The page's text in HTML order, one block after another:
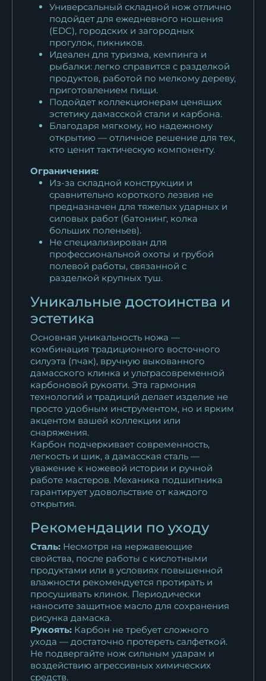
Универсальный складной нож отлично
подойдет для ежедневного ношения
(EDC), городских и загородных
прогулок, пикников.
Идеален для туризма, кемпинга и
рыбалки: легко справится с разделкой
продуктов, работой по мелкому дереву,
приготовлением пищи.
Подойдет коллекционерам ценящих
эстетику дамасской стали и карбона.
Благодаря мягкому, но надежному
открытию — отличное решение для тех,
кто ценит тактическую компоненту.
Ограничения:
Из-за складной конструкции и
сравнительно короткого лезвия не
предназначен для тяжелых ударных и
силовых работ (батонинг, колка
больших поленьев).
Не специализирован для
профессиональной охоты и грубой
полевой работы, связанной с
разделкой крупных туш.
Уникальные достоинства и
эстетика
Основная уникальность ножа —
комбинация традиционного восточного
силуэта (пчак), вручную выкованного
дамасского клинка и ультрасовременной
карбоновой рукояти. Эта гармония
технологий и традиций делает изделие не
просто удобным инструментом, но и ярким
акцентом вашей коллекции или
снаряжения.
Карбон подчеркивает современность,
легкость и шик, а дамасская сталь —
уважение к ножевой истории и ручной
работе мастеров. Механика подшипника
гарантирует удовольствие от каждого
открытия.
Рекомендации по уходу
Сталь: Несмотря на нержавеющие
свойства, после работы с кислотными
продуктами или в условиях повышенной
влажности рекомендуется протирать и
просушивать клинок. Периодически
наносите защитное масло для сохранения
рисунка дамаска.
Рукоять: Карбон не требует сложного
ухода — достаточно протереть салфеткой.
Не подвергайте нож сильным ударам и
воздействию агрессивных химических
средств.